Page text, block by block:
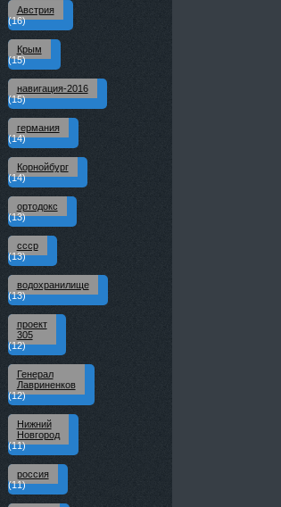
Австрия
(16)
Крым
(15)
навигация-2016
(15)
германия
(14)
Корнойбург
(14)
ортодокс
(13)
ссср
(13)
водохранилище
(13)
проект
305
(12)
Генерал
Лавриненков
(12)
Нижний
Новгород
(11)
россия
(11)